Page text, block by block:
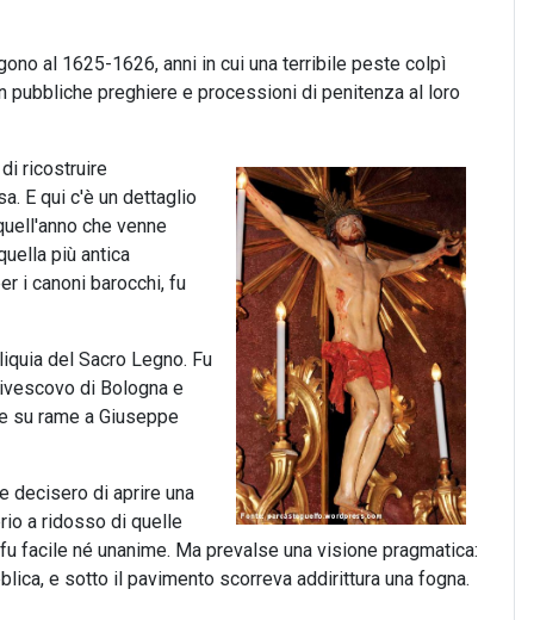
al 1625-1626, anni in cui una terribile peste colpì
pubbliche preghiere e processioni di penitenza al loro
ricostruire
E qui c'è un dettaglio
che venne
più antica
i canoni barocchi, fu
del Sacro Legno. Fu
di Bologna e
su rame a Giuseppe
decisero di aprire una
a ridosso di quelle
facile né unanime. Ma prevalse una visione pragmatica:
e sotto il pavimento scorreva addirittura una fogna.